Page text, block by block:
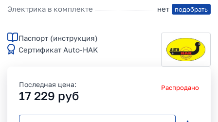
Электрика в комплекте
нет подобрать
Паспорт (инструкция)
Сертификат Auto-HAK
Последная цена:
17 229 руб
Распродано